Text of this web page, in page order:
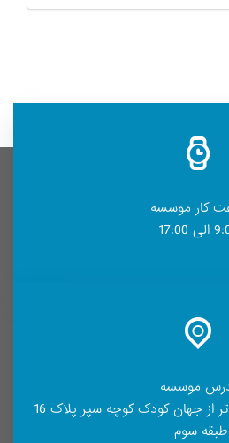
کار موسسه
17:00
موسسه
تهران - بلوار افریقا پایین تر از جهان کودک کوچه سپر پلاک 16
طبقه سوم